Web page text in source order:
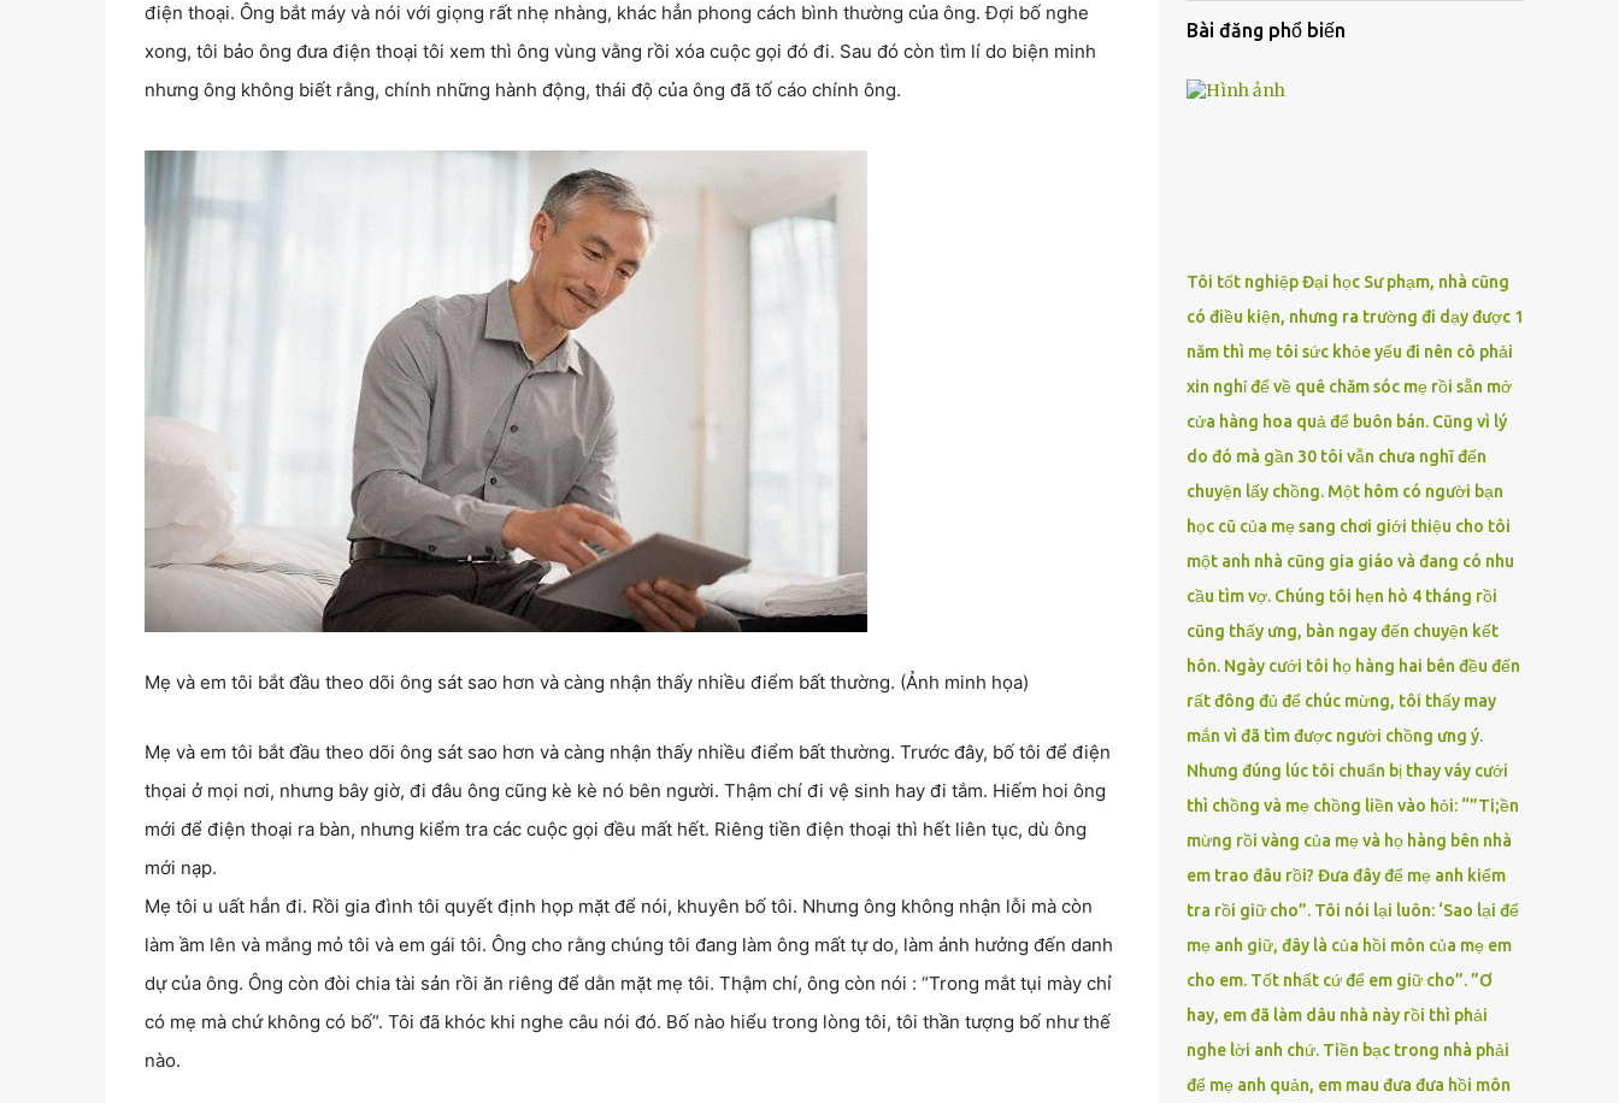
điện thoại. Ông bắt máy và nói với giọng rất nhẹ nhàng, khác hẳn phong cách bình thường của ông. Đợi bố nghe
xong, tôi bảo ông đưa điện thoại tôi xem thì ông vùng vằng rồi xóa cuộc gọi đó đi. Sau đó còn tìm lí do biện minh
nhưng ông không biết rằng, chính những hành động, thái độ của ông đã tố cáo chính ông.
Mẹ và em tôi bắt đầu theo dõi ông sát sao hơn và càng nhận thấy nhiều điểm bất thường. (Ảnh minh họa)
Mẹ và em tôi bắt đầu theo dõi ông sát sao hơn và càng nhận thấy nhiều điểm bất thường. Trước đây, bố tôi để điện
thọai ở mọi nơi, nhưng bây giờ, đi đâu ông cũng kè kè nó bên người. Thậm chí đi vệ sinh hay đi tắm. Hiếm hoi ông
mới để điện thoại ra bàn, nhưng kiểm tra các cuộc gọi đều mất hết. Riêng tiền điện thoại thì hết liên tục, dù ông
mới nạp.
Mẹ tôi u uất hẳn đi. Rồi gia đình tôi quyết định họp mặt để nói, khuyên bố tôi. Nhưng ông không nhận lỗi mà còn
làm ầm lên và mắng mỏ tôi và em gái tôi. Ông cho rằng chúng tôi đang làm ông mất tự do, làm ảnh hưởng đến danh
dự của ông. Ông còn đòi chia tài sản rồi ăn riêng để dằn mặt mẹ tôi. Thậm chí, ông còn nói : “Trong mắt tụi mày chỉ
có mẹ mà chứ không có bố”. Tôi đã khóc khi nghe câu nói đó. Bố nào hiểu trong lòng tôi, tôi thần tượng bố như thế
nào.
Bài đăng phổ biến
Tôi tốt nghiệp Đại học Sư phạm, nhà cũng
có điều kiện, nhưng ra trường đi dạy được 1
năm thì mẹ tôi sức khỏe yếu đi nên cô phải
xin nghỉ để về quê chăm sóc mẹ rồi sẵn mở
cửa hàng hoa quả để buôn bán. Cũng vì lý
do đó mà gần 30 tôi vẫn chưa nghĩ đến
chuyện lấy chồng. Một hôm có người bạn
học cũ của mẹ sang chơi giới thiệu cho tôi
một anh nhà cũng gia giáo và đang có nhu
cầu tìm vợ. Chúng tôi hẹn hò 4 tháng rồi
cũng thấy ưng, bàn ngay đến chuyện kết
hôn. Ngày cưới tôi họ hàng hai bên đều đến
rất đông đủ để chúc mừng, tôi thấy may
mắn vì đã tìm được người chồng ưng ý.
Nhưng đúng lúc tôi chuẩn bị thay váy cưới
thì chồng và mẹ chồng liền vào hỏi: “”Ti;ền
mừng rồi vàng của mẹ và họ hàng bên nhà
em trao đâu rồi? Đưa đây để mẹ anh kiểm
tra rồi giữ cho”. Tôi nói lại luôn: ‘Sao lại để
mẹ anh giữ, đây là của hồi môn của mẹ em
cho em. Tốt nhất cứ để em giữ cho”. ”Ơ
hay, em đã làm dâu nhà này rồi thì phải
nghe lời anh chứ. Tiền bạc trong nhà phải
để mẹ anh quản, em mau đưa đưa hồi môn